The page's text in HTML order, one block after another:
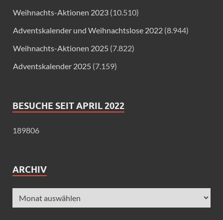
Weihnachts-Aktionen 2023 (10.510)
Adventskalender und Weihnachtslose 2022 (8.944)
Weihnachts-Aktionen 2025 (7.822)
Adventskalender 2025 (7.159)
BESUCHE SEIT APRIL 2022
189806
ARCHIV